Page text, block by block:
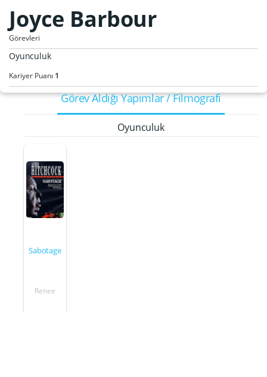
Joyce Barbour
Görevleri
Oyunculuk
Kariyer Puanı 1
Görev Aldığı Yapımlar / Filmografi
Oyunculuk
Sabotage
Renee